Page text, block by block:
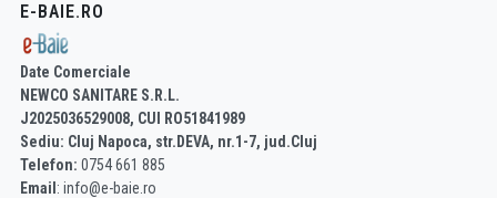
E-BAIE.RO
Date Comerciale
NEWCO SANITARE S.R.L.
J2025036529008, CUI RO51841989
Sediu: Cluj Napoca, str.DEVA, nr.1-7, jud.Cluj
Telefon: 0754 661 885
Email : info@e-baie.ro